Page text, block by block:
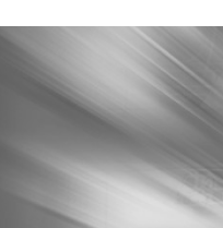
Gedragsverandering
Interne communicatie